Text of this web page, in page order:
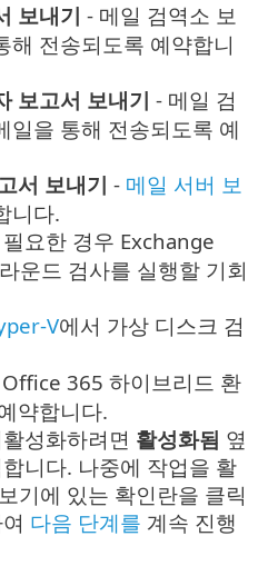
보내기 - 메일 검역소 보
해 전송되도록 예약합니
보고서 보내기 - 메일 검
일을 통해 전송되도록 예
서 보내기 - 메일 서버 보
니다.
요한 경우 Exchange
운드 검사를 실행할 기회
V에서 가상 디스크 검
365 하이브리드 환
약합니다.
성화하려면 활성화됨 옆
니다. 나중에 작업을 활
보기에 있는 확인란을 클릭
다음 단계를 계속 진행